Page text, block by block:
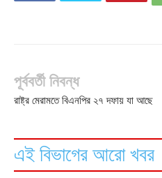
পূর্ববর্তী নিবন্ধ
রাষ্ট্র মেরামতে বিএনপির ২৭ দফায় যা আছে
এই বিভাগের আরো খবর